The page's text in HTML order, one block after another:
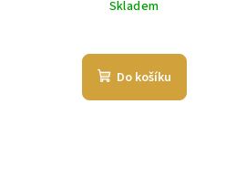
Skladem
Do košíku